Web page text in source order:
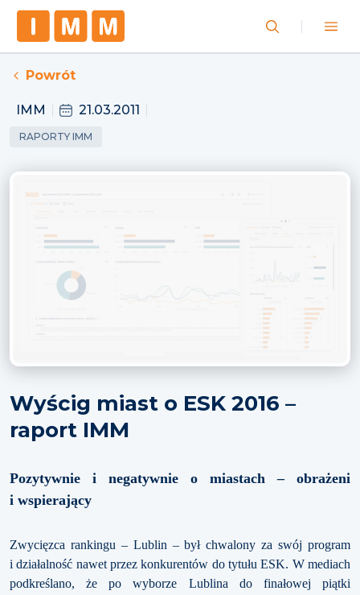
Powrót
IMM 21.03.2011
RAPORTY IMM
Wyścig miast o ESK 2016 –
raport IMM
Pozytywnie i negatywnie o miastach – obrażeni
i wspierający
Zwycięzca rankingu – Lublin – był chwalony za swój program
i działalność nawet przez konkurentów do tytułu ESK. W mediach
podkreślano, że po wyborze Lublina do finałowej piątki